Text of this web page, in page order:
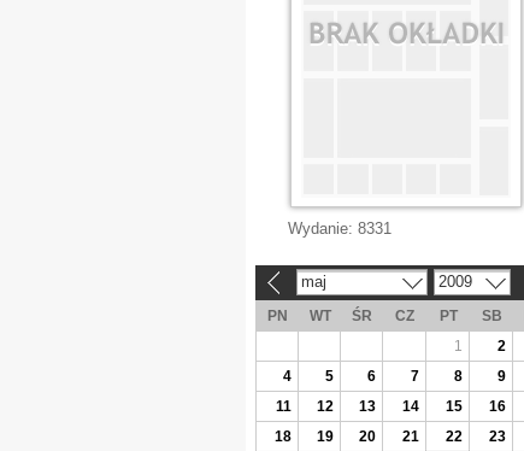
Wydanie: 8331
maj 2009
PN WT ŚR CZ PT SB
1
2
4
5 6 7 8 9
11
12 13 14 15 16
18
19 20 21 22 23